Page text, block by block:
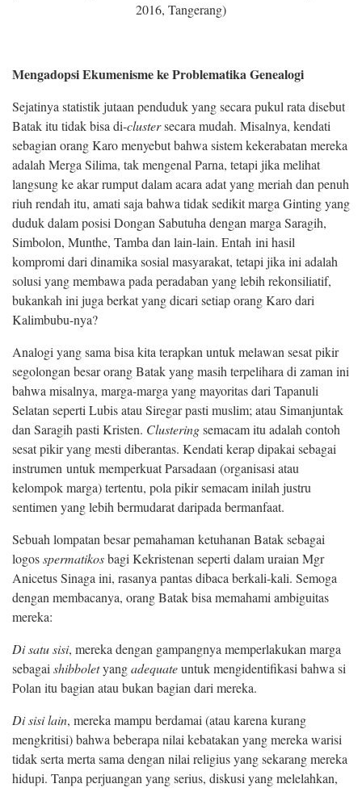
2016, Tangerang)
Mengadopsi Ekumenisme ke Problematika Genealogi
Sejatinya statistik jutaan penduduk yang secara pukul rata disebut
Batak itu tidak bisa di-clustersecara mudah. Misalnya, kendati
sebagian orang Karo menyebut bahwa sistem kekerabatan mereka
adalah Merga Silima, tak mengenal Parna, tetapi jika melihat
langsung ke akar rumput dalam acara adat yang meriah dan penuh
riuh rendah itu, amati saja bahwa tidak sedikit marga Ginting yang
duduk dalam posisi Dongan Sabutuha dengan marga Saragih,
Simbolon, Munthe, Tamba dan lain-lain. Entah ini hasil
kompromi dari dinamika sosial masyarakat, tetapi jika ini adalah
solusi yang membawa pada peradaban yang lebih rekonsiliatif,
bukankah ini juga berkat yang dicari setiap orang Karo dari
Kalimbubu-nya?
Analogi yang sama bisa kita terapkan untuk melawan sesat pikir
segolongan besar orang Batak yang masih terpelihara di zaman ini
bahwa misalnya, marga-marga yang mayoritas dari Tapanuli
Selatan seperti Lubis atau Siregar pasti muslim; atau Simanjuntak
dan Saragih pasti Kristen. Clusteringsemacam itu adalah contoh
sesat pikir yang mesti diberantas. Kendati kerap dipakai sebagai
instrumen untuk memperkuat Parsadaan (organisasi atau
kelompok marga) tertentu, pola pikir semacam inilah justru
sentimen yang lebih bermudarat daripada bermanfaat.
Sebuah lompatan besar pemahaman ketuhanan Batak sebagai
logosspermatikosbagi Kekristenan seperti dalam uraian Mgr
Anicetus Sinaga ini, rasanya pantas dibaca berkali-kali. Semoga
dengan membacanya, orang Batak bisa memahami ambiguitas
mereka:
Di satu sisi, mereka dengan gampangnya memperlakukan marga
sebagaishibboletyangadequateuntuk mengidentifikasi bahwa si
Polan itu bagian atau bukan bagian dari mereka.
Di sisi lain, mereka mampu berdamai (atau karena kurang
mengkritisi) bahwa beberapa nilai kebatakan yang mereka warisi
tidak serta merta sama dengan nilai religius yang sekarang mereka
hidupi. Tanpa perjuangan yang serius, diskusi yang melelahkan,